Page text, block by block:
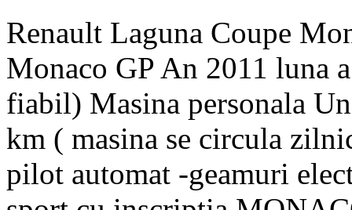
Renault Laguna Coupe
Monaco GP An 2011 luna
fiabil) Masina personala
km ( masina se circula
pilot automat -geamuri